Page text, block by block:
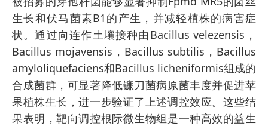
生长和伏马菌素B1的产生，并减轻植株的病害症
状。通过向连作土壤接种由Bacillus velezensis，
Bacillus mojavensis，Bacillus subtilis，Bacillus
amyloliquefaciens和Bacillus licheniformis组成的
合成菌群，可显著降低镰刀菌病原菌丰度并促进苹
果植株生长，进一步验证了上述调控效应。这些结
果表明，靶向调控根际微生物组是一种高效的益生